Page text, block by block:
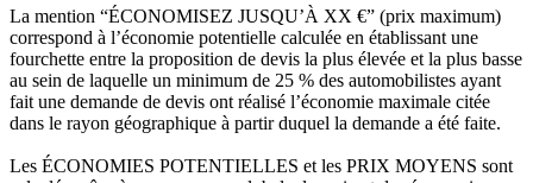
La mention “ÉCONOMISEZ JUSQU’À XX €” (prix maximum)
correspond à l’économie potentielle calculée en établissant une
fourchette entre la proposition de devis la plus élevée et la plus basse
au sein de laquelle un minimum de 25 % des automobilistes ayant
fait une demande de devis ont réalisé l’économie maximale citée
dans le rayon géographique à partir duquel la demande a été faite.
Les ÉCONOMIES POTENTIELLES et les PRIX MOYENS sont